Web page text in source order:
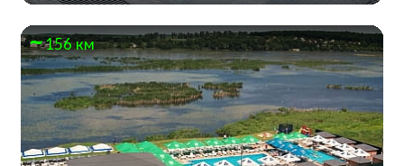
156 км